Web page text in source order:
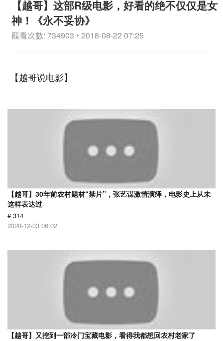
【越哥】这部R级电影，好看的绝不仅仅是女
神！《永不妥协》
觀看次數: 734903 • 2018-08-22 07:25
【越哥说电影】
【越哥】30年前农村题材“禁片”，张艺谋激情演绎，电影史上从未
这样表达过
# 314
2020-12-03 06:02
【越哥】又挖到一部冷门宝藏电影，看得我都想回农村老家了